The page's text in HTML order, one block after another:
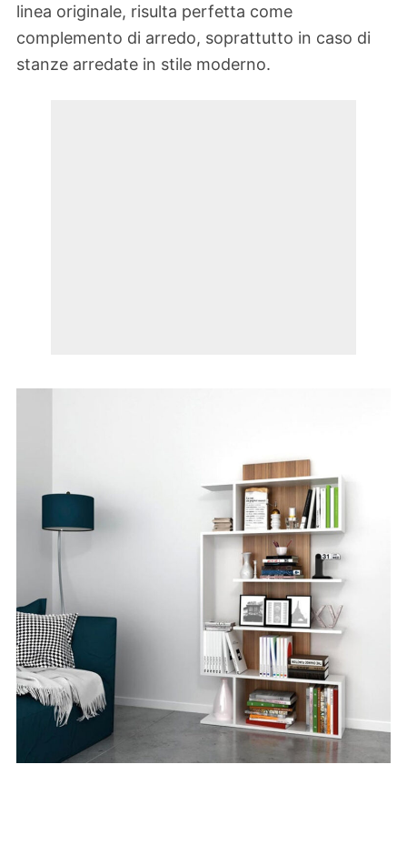
linea originale, risulta perfetta come
complemento di arredo, soprattutto in caso di
stanze arredate in stile moderno.